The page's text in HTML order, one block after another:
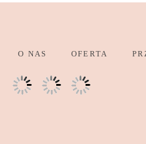
O NAS OFERTA